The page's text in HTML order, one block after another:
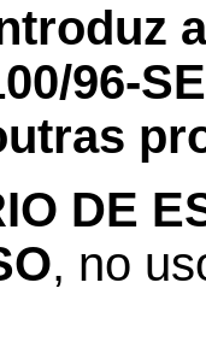
96-
DE
, no